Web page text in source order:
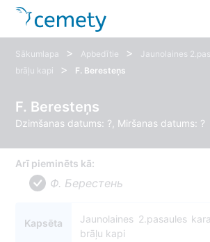
Sākumlapa > Apbedītie >
Jaunolaines
brāļu kapi
> F. Beresteņs
F. Beresteņs
Dzimšanas datums: ?, Miršanas datums: ?
Arī pieminēts kā:
Ф. Берестень
Kapsēta
Jaunolaines 2.pasaules kara
brāļu kapi